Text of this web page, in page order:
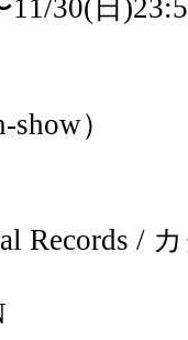
11/30(日
）
Records /